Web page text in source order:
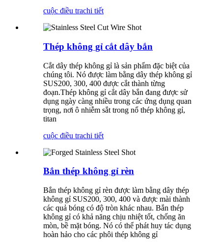
cuộc điều trachi tiết
Thép không gỉ cắt dây bắn
Cắt dây thép không gỉ là sản phẩm đặc biệt của
chúng tôi. Nó được làm bằng dây thép không gỉ
SUS200, 300, 400 được cắt thành từng
đoạn.Thép không gỉ cắt dây bắn đang được sử
dụng ngày càng nhiều trong các ứng dụng quan
trọng, nơi ô nhiễm sắt trong nổ thép không gỉ,
titan
cuộc điều trachi tiết
Bắn thép không gỉ rèn
Bắn thép không gỉ rèn được làm bằng dây thép
không gỉ SUS200, 300, 400 và được mài thành
các quả bóng có độ tròn khác nhau. Bắn thép
không gỉ có khả năng chịu nhiệt tốt, chống ăn
mòn, bề mặt bóng. Nó có thể phát huy tác dụng
hoàn hảo cho các phôi thép không gỉ